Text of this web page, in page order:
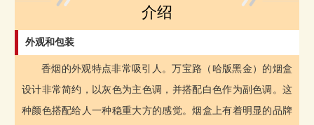
介绍
外观和包装
香烟的外观特点非常吸引人。万宝路（哈版黑金）的烟盒
设计非常简约，以灰色为主色调，并搭配白色作为副色调。这
种颜色搭配给人一种稳重大方的感觉。烟盒上有着明显的品牌